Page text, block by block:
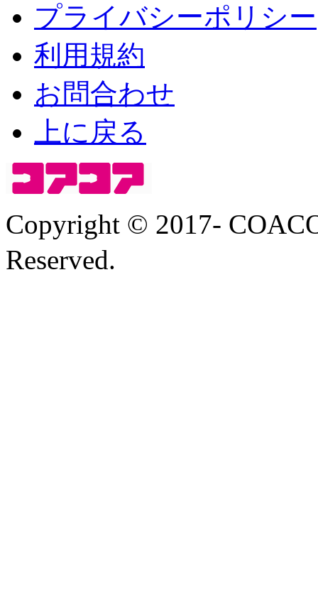
プライバシーポリシー
利用規約
お問合わせ
上に戻る
Copyright © 2017-
Reserved.